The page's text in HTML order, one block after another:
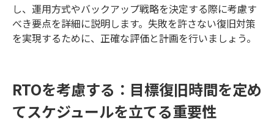
し、運用方式やバックアップ戦略を決定する際に考慮す
べき要点を詳細に説明します。失敗を許さない復旧対策
を実現するために、正確な評価と計画を行いましょう。
RTOを考慮する：目標復旧時間を定め
てスケジュールを立てる重要性